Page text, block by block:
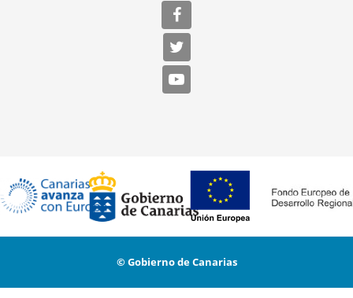
© Gobierno de Canarias